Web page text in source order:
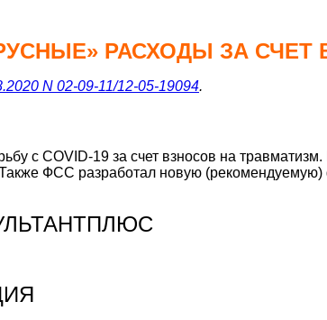
РАСХОДЫ ЗА СЧЕТ
N 02-09-11/12-05-19094.
с COVID-19 за счет взносов на
ФСС разработал новую
Я